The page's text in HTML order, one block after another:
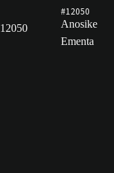
12050
#12050
Anosike
Ementa